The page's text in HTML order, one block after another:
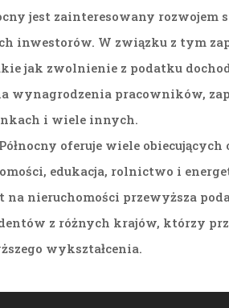
jest zainteresowany rozwojem
inwestorów. W związku z tym
jak zwolnienie z podatku
wynagrodzenia pracowników,
i wiele innych.
oferuje wiele obiecujących
edukacja, rolnictwo i
nieruchomości przewyższa
z różnych krajów, którzy
wykształcenia.